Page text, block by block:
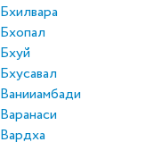
Бхилвара
Бхопал
Бхуй
Бхусавал
Ванииамбади
Варанаси
Вардха